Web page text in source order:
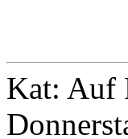
Kat: Auf